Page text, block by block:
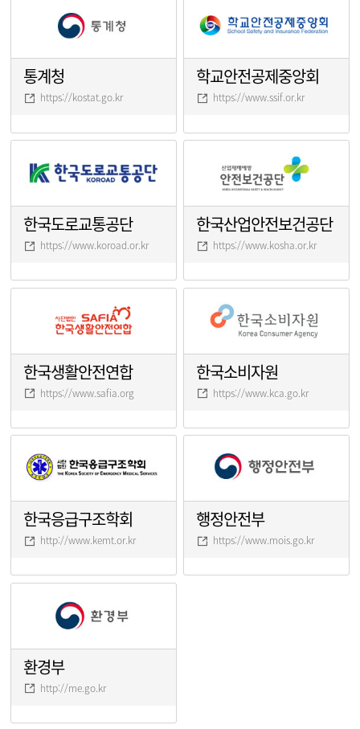
통계청
https://kostat.go.kr
학교안전공제중앙회
https://www.ssif.or.kr
한국도로교통공단
https://www.koroad.or.kr
한국산업안전보건공단
https://www.kosha.or.kr
한국생활안전연합
https://www.safia.org
한국소비자원
https://www.kca.go.kr
한국응급구조학회
http://www.kemt.or.kr
행정안전부
https://www.mois.go.kr
환경부
http://me.go.kr